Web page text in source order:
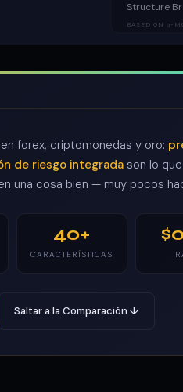
Structure
BASED ON 3-
forex, criptomonedas y oro:
de riesgo integrada son lo
una cosa bien — muy pocos
40+
CARACTERÍSTICAS
Saltar a la Comparación ↓